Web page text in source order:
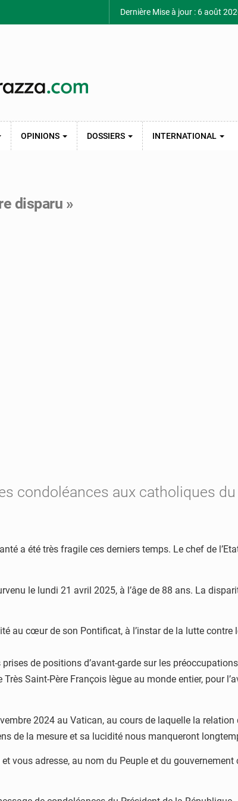
Dernière Mise à jour : 6 août
OPINIONS DOSSIERS INTERNATIONAL
disparu »
condoléances aux catholiques
a été très fragile ces derniers temps. Le chef de
le lundi 21 avril 2025, à l’âge de 88 ans. La
au cœur de son Pontificat, à l’instar de la lutte
de positions d’avant-garde sur les
Saint-Père François lègue au monde entier, pour
2024 au Vatican, au cours de laquelle la relation
de la mesure et sa lucidité nous manqueront
vous adresse, au nom du Peuple et du